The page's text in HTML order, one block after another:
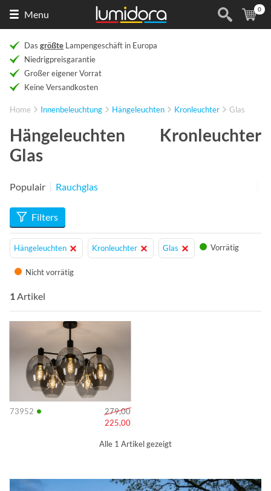
Menu (
0
Das größte Lampengeschäft in Europa
Niedrigpreisgarantie
Großer eigener Vorrat
Keine Versandkosten
Home Innenbeleuchtung Hängeleuchten Kronleuchter Glas
Hängeleuchten Kronleuchter
Glas
Populair Rauchglas
Filters
Hängeleuchten Kronleuchter Glas Vorrätig
Nicht vorrätig
1Artikel
73952 •
279,00
225,00
Info
Alle 1 Artikel gezeigt